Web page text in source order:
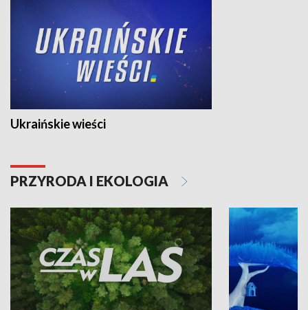
Ukraińskie wieści
PRZYRODA I EKOLOGIA